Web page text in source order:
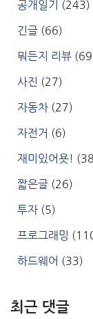
공개일기 (243)
긴글 (66)
뭐든지 리뷰
사진 (27)
자동차 (27)
자전거 (6)
재미있어욧!
짧은글 (26)
투자 (5)
프로그래밍
하드웨어 (33)
최근 댓글